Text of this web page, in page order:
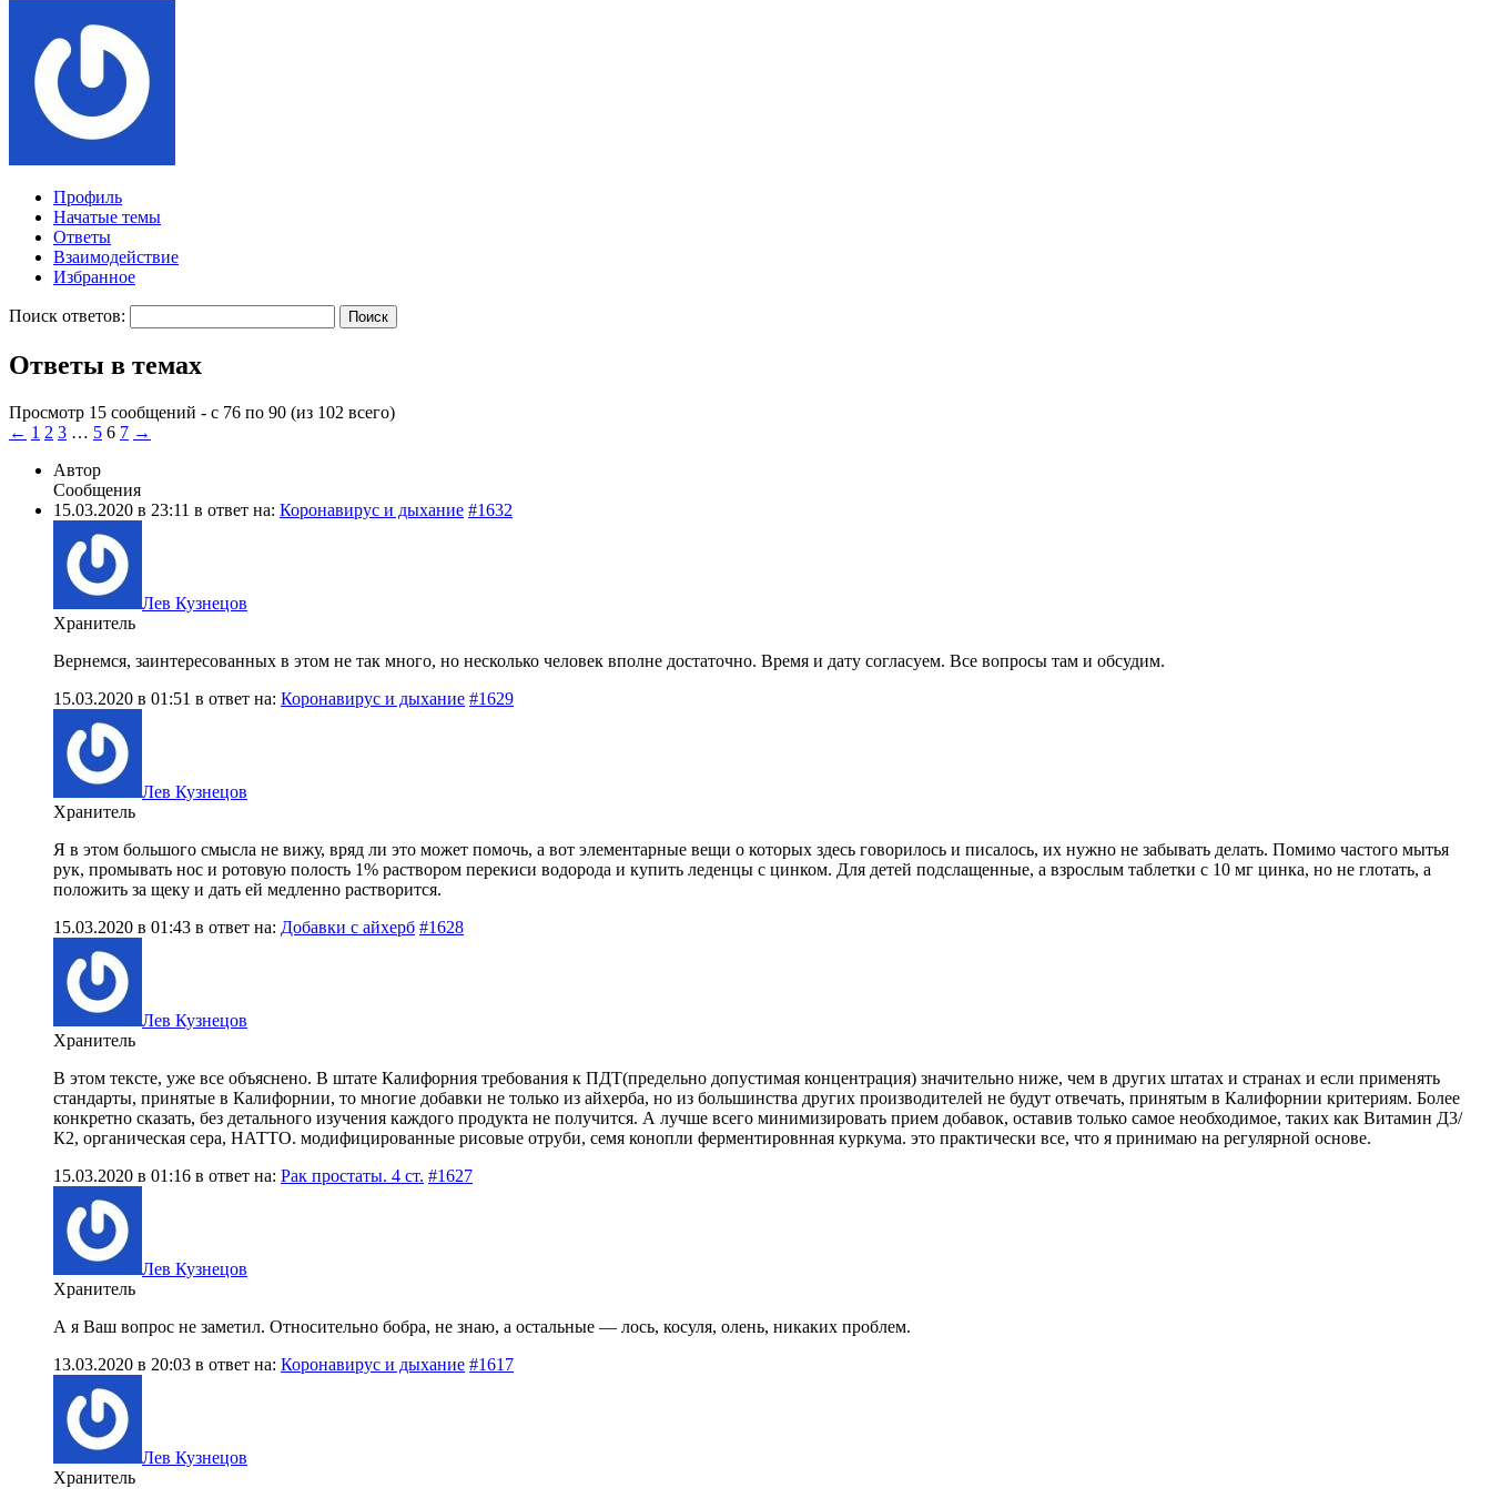
Профиль
Начатые темы
Ответы
Взаимодействие
Избранное
Поиск ответов:
Ответы в темах
Просмотр 15 сообщений - с 76 по 90 (из 102 всего)
← 1 2 3 … 5 6 7 →
Автор
Сообщения
15.03.2020 в 23:11 в ответ на: Коронавирус и дыхание #1632
Лев Кузнецов
Хранитель
Вернемся, заинтересованных в этом не так много, но несколько человек вполне достаточно. Время и дату согласуем. Все вопросы там и обсудим.
15.03.2020 в 01:51 в ответ на: Коронавирус и дыхание #1629
Лев Кузнецов
Хранитель
Я в этом большого смысла не вижу, вряд ли это может помочь, а вот элементарные вещи о которых здесь говорилось и писалось, их нужно не забывать делать. Помимо частого мытья
рук, промывать нос и ротовую полость 1% раствором перекиси водорода и купить леденцы с цинком. Для детей подслащенные, а взрослым таблетки с 10 мг цинка, но не глотать, а
положить за щеку и дать ей медленно растворится.
15.03.2020 в 01:43 в ответ на: Добавки с айхерб #1628
Лев Кузнецов
Хранитель
В этом тексте, уже все объяснено. В штате Калифорния требования к ПДТ(предельно допустимая концентрация) значительно ниже, чем в других штатах и странах и если применять
стандарты, принятые в Калифорнии, то многие добавки не только из айхерба, но из большинства других производителей не будут отвечать, принятым в Калифорнии критериям. Более
конкретно сказать, без детального изучения каждого продукта не получится. А лучше всего минимизировать прием добавок, оставив только самое необходимое, таких как Витамин Д3/
К2, органическая сера, НАТТО. модифицированные рисовые отруби, семя конопли ферментировнная куркума. это практически все, что я принимаю на регулярной основе.
15.03.2020 в 01:16 в ответ на: Рак простаты. 4 ст. #1627
Лев Кузнецов
Хранитель
А я Ваш вопрос не заметил. Относительно бобра, не знаю, а остальные — лось, косуля, олень, никаких проблем.
13.03.2020 в 20:03 в ответ на: Коронавирус и дыхание #1617
Лев Кузнецов
Хранитель